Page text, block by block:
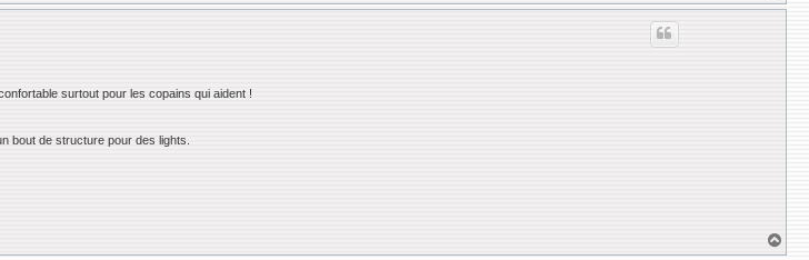
a
surtout pour les copains qui aident !
bout de structure pour des lights.
a